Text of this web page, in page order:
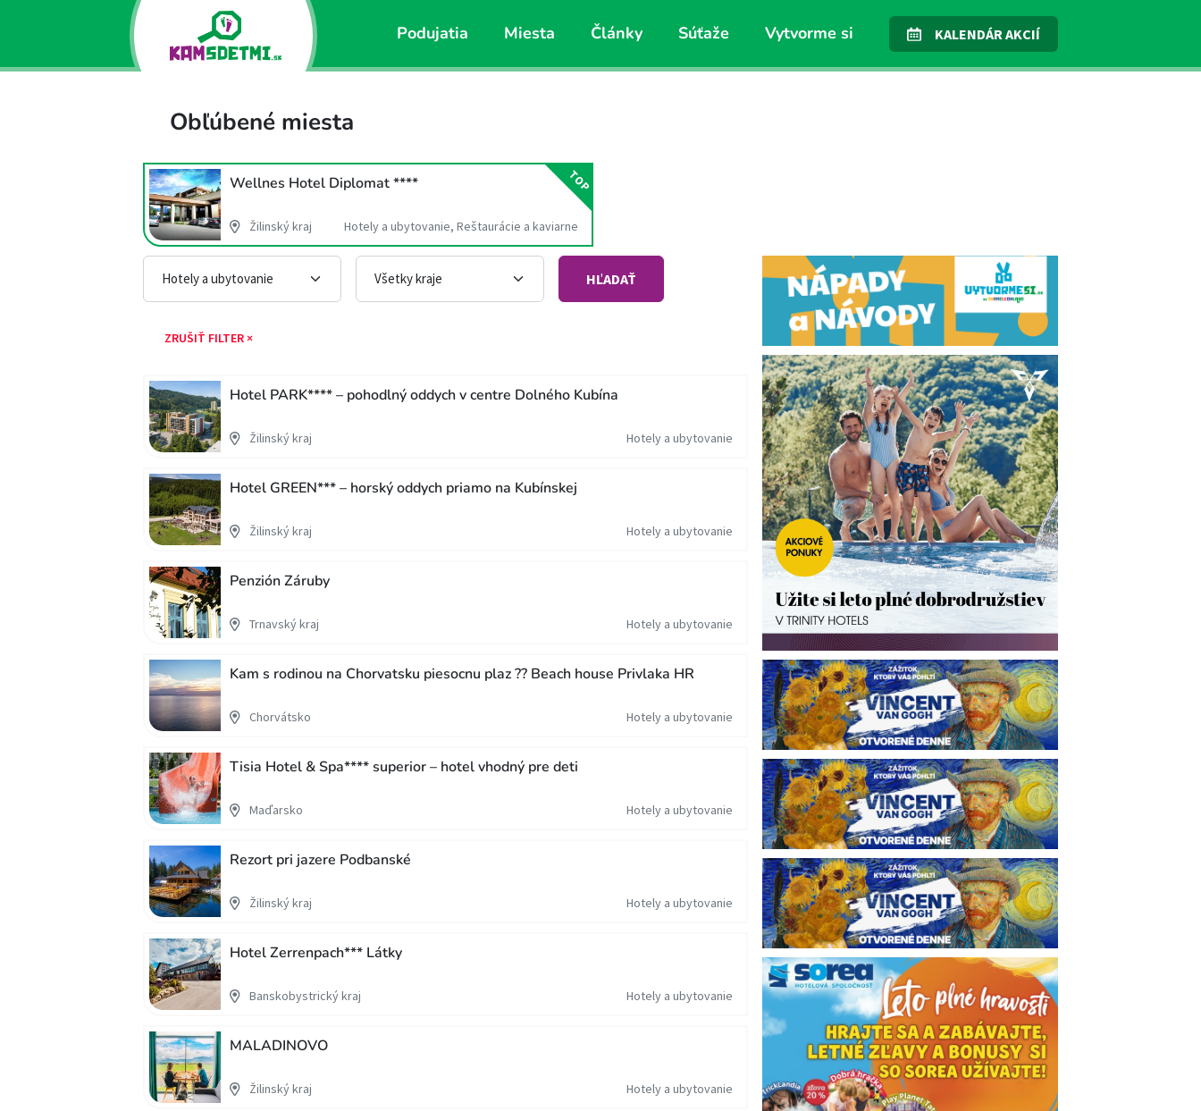
Podujatia Miesta Články Súťaže Vytvorme si KALENDÁR AKCIÍ
Obľúbené miesta
Wellnes Hotel Diplomat ****
Žilinský kraj Hotely a ubytovanie, Reštaurácie a kaviarne
TOP
HĽADAŤ
ZRUŠIŤ FILTER ×
Hotel PARK**** – pohodlný oddych v centre Dolného Kubína
Žilinský kraj Hotely a ubytovanie
Hotel GREEN*** – horský oddych priamo na Kubínskej
Žilinský kraj Hotely a ubytovanie
Penzión Záruby
Trnavský kraj Hotely a ubytovanie
Kam s rodinou na Chorvatsku piesocnu plaz ?? Beach house Privlaka HR
Chorvátsko Hotely a ubytovanie
Tisia Hotel & Spa**** superior – hotel vhodný pre deti
Maďarsko Hotely a ubytovanie
Rezort pri jazere Podbanské
Žilinský kraj Hotely a ubytovanie
Hotel Zerrenpach*** Látky
Banskobystrický kraj Hotely a ubytovanie
MALADINOVO
Žilinský kraj Hotely a ubytovanie